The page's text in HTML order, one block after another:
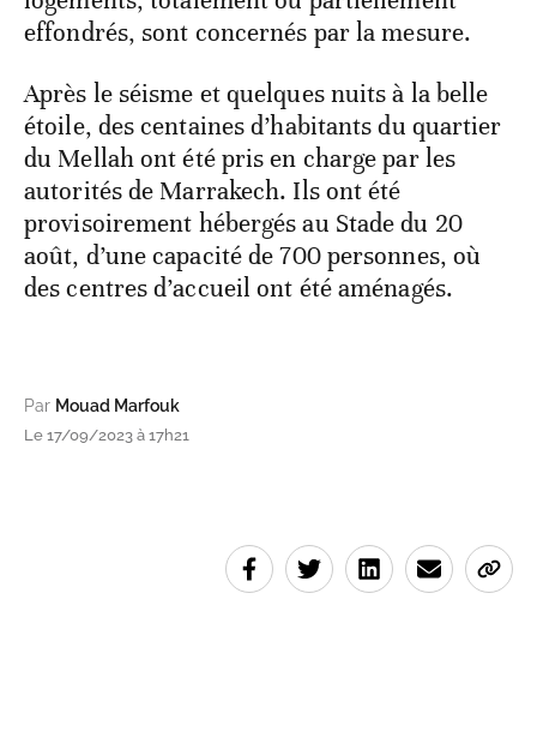
effondrés, sont concernés par la mesure.
Après le séisme et quelques nuits à la belle
étoile, des centaines d’habitants du quartier
du Mellah ont été pris en charge par les
autorités de Marrakech. Ils ont été
provisoirement hébergés au Stade du 20
août, d’une capacité de 700 personnes, où
des centres d’accueil ont été aménagés.
Par Mouad Marfouk
Le 17/09/2023 à 17h21